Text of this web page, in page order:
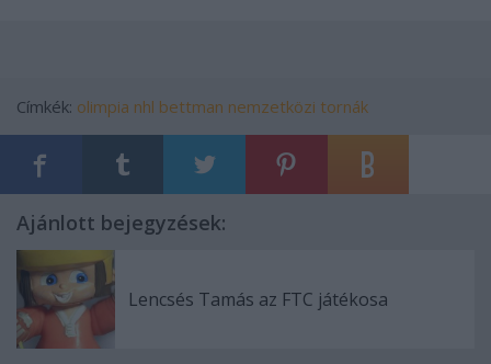
Címkék: olimpia nhl bettman nemzetközi tornák
Ajánlott bejegyzések:
Lencsés Tamás az FTC játékosa